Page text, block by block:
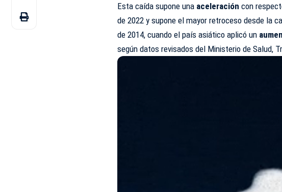
Esta caída supone una aceleración con
de 2022 y supone el mayor retroceso desde la
de 2014, cuando el país asiático aplicó un
según datos revisados del Ministerio de Salud,